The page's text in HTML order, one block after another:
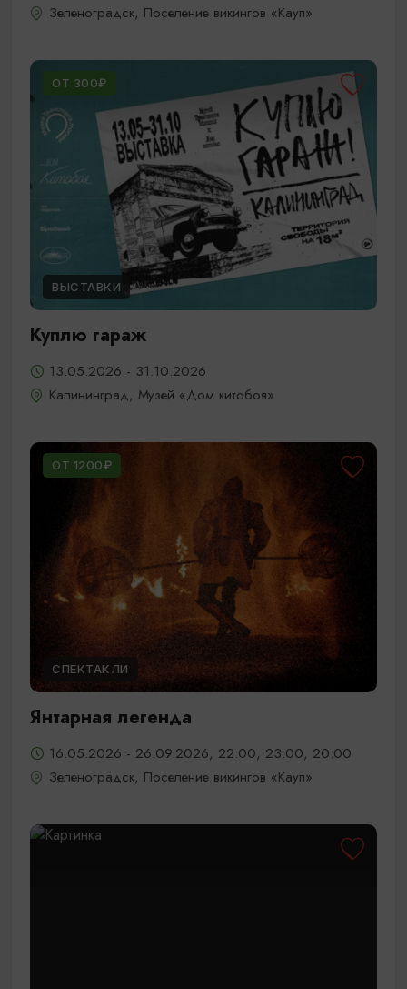
Зеленоградск, Поселение викингов «Кауп»
ОТ 300₽
ВЫСТАВКИ
Куплю гараж
13.05.2026 - 31.10.2026
Калининград, Музей «Дом китобоя»
ОТ 1200₽
СПЕКТАКЛИ
Янтарная легенда
16.05.2026 - 26.09.2026, 22:00, 23:00, 20:00
Зеленоградск, Поселение викингов «Кауп»